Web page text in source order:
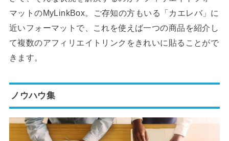
マットのMyLinkBox。ご存知の方もいる「カエレバ」に
近いフォーマットで、これを使えば一つの商品を紹介し
て複数のアフィリエイトリンクをきれいに貼ることがで
きます。
ノウハウ集